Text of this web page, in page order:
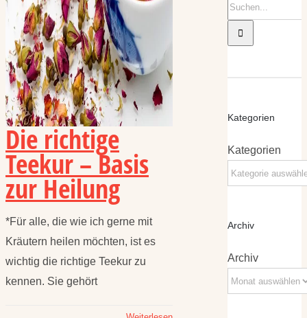
Die richtige
Teekur – Basis
zur Heilung
*Für alle, die wie ich gerne mit
Kräutern heilen möchten, ist es
wichtig die richtige Teekur zu
kennen. Sie gehört
Kategorien
Kategorien
Archiv
Archiv